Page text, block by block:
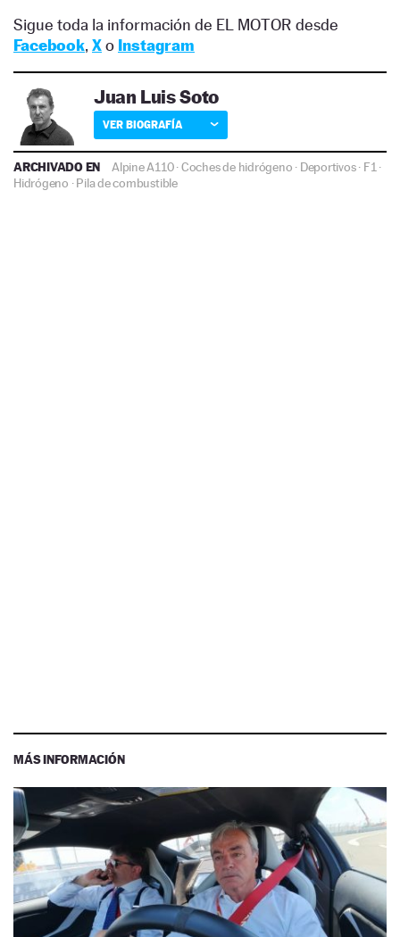
Sigue toda la información de EL MOTOR desde
Facebook, Xo Instagram
Juan Luis Soto
VER BIOGRAFÍA
ARCHIVADO EN Alpine A110·Coches de hidrógeno · Deportivos· F1 ·
Hidrógeno ·Pila de combustible
MÁS INFORMACIÓN